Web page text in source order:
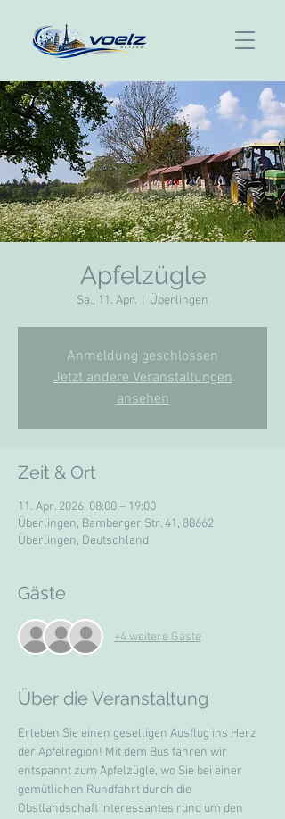
Apfelzügle
Sa., 11. Apr. Überlingen
Anmeldung geschlossen
Jetzt andere Veranstaltungen
ansehen
Zeit & Ort
11. Apr. 2026, 08:00 – 19:00
Überlingen, Bamberger Str. 41, 88662
Überlingen, Deutschland
Gäste
+4 weitere Gäste
Über die Veranstaltung
Erleben Sie einen geselligen Ausflug ins Herz
der Apfelregion! Mit dem Bus fahren wir
entspannt zum Apfelzügle, wo Sie bei einer
gemütlichen Rundfahrt durch die
Obstlandschaft Interessantes rund um den